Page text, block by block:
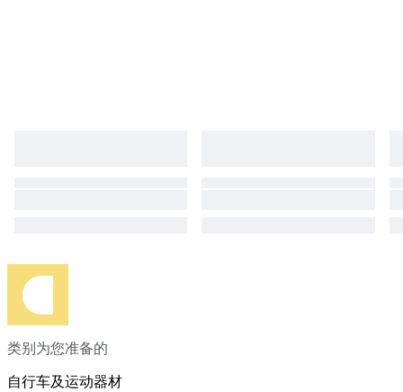
类别为您准备的
自行车及运动器材